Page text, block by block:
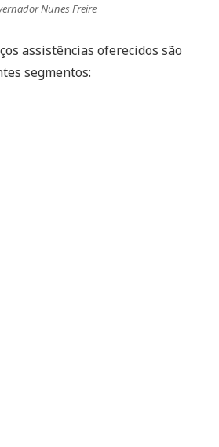
Nunes Freire
assistências oferecidos são
segmentos: